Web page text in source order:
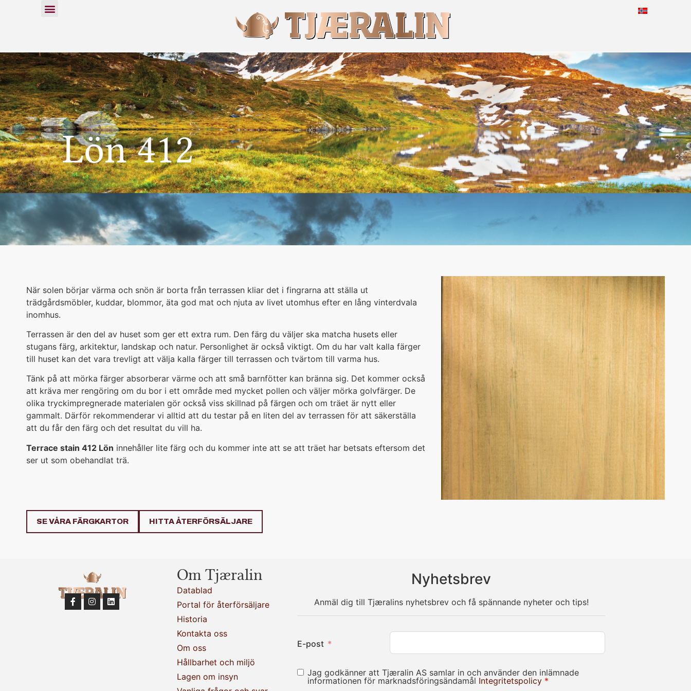
Lön 412
När solen börjar värma och snön är borta från terrassen kliar det i fingrarna att ställa ut
trädgårdsmöbler, kuddar, blommor, äta god mat och njuta av livet utomhus efter en lång vinterdvala
inomhus.
Terrassen är den del av huset som ger ett extra rum. Den färg du väljer ska matcha husets eller
stugans färg, arkitektur, landskap och natur. Personlighet är också viktigt. Om du har valt kalla färger
till huset kan det vara trevligt att välja kalla färger till terrassen och tvärtom till varma hus.
Tänk på att mörka färger absorberar värme och att små barnfötter kan bränna sig. Det kommer också
att kräva mer rengöring om du bor i ett område med mycket pollen och väljer mörka golvfärger. De
olika tryckimpregnerade materialen gör också viss skillnad på färgen och om träet är nytt eller
gammalt. Därför rekommenderar vi alltid att du testar på en liten del av terrassen för att säkerställa
att du får den färg och det resultat du vill ha.
Terrace stain 412 Lön innehåller lite färg och du kommer inte att se att träet har betsats eftersom det
ser ut som obehandlat trä.
SE VÅRA FÄRGKARTOR HITTA ÅTERFÖRSÄLJARE
Om Tjæralin
Datablad
Portal för återförsäljare
Historia
Kontakta oss
Om oss
Hållbarhet och miljö
Lagen om insyn
Nyhetsbrev
Anmäl dig till Tjæralins nyhetsbrev och få spännande nyheter och tips!
E-post
Jag godkänner att Tjæralin AS samlar in och använder den inlämnade
informationen för marknadsföringsändamål Integritetspolicy *